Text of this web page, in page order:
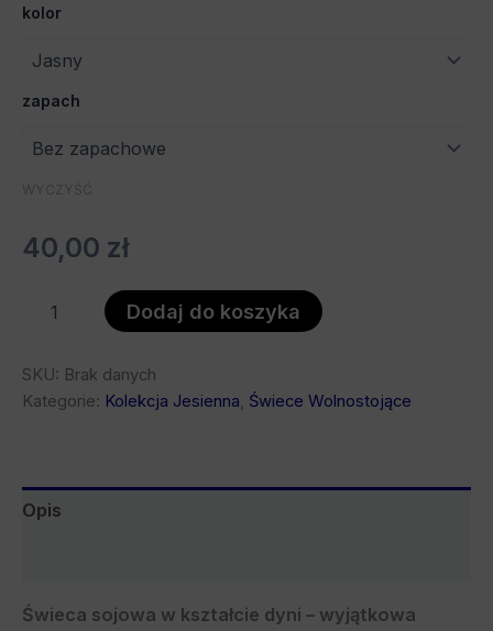
kolor
zapach
40,00 zł
Dodaj do koszyka
SKU: Brak danych
Kategorie: Kolekcja Jesienna, Świece Wolnostojące
Opis
Świeca sojowa w kształcie dyni – wyjątkowa